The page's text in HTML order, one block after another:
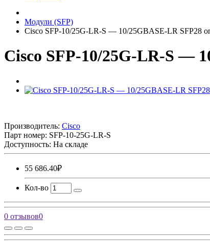
Модули (SFP)
Cisco SFP-10/25G-LR-S — 10/25GBASE-LR SFP28
Cisco SFP-10/25G-LR-S —
Производитель: Cisco
Парт номер: SFP-10-25G-LR-S
Доступность: На складе
55 686.40₽
Кол-во
0 отзывов0